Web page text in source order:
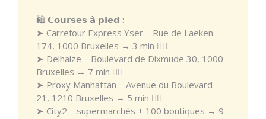
🛍️ 𝗖𝗼𝘂𝗿𝘀𝗲𝘀 𝗮̀ 𝗽𝗶𝗲𝗱 :
➤ Carrefour Express Yser – Rue de Laeken
174, 1000 Bruxelles → 3 min 🚶‍♂️
➤ Delhaize – Boulevard de Dixmude 30, 1000
Bruxelles → 7 min 🚶‍♂️
➤ Proxy Manhattan – Avenue du Boulevard
21, 1210 Bruxelles → 5 min 🚶‍♂️
➤ City2 – supermarchés + 100 boutiques → 9